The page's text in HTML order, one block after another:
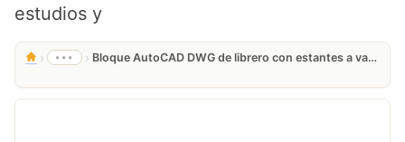
estudios y
› ••• › Bloque AutoCAD DWG de librero con estantes a varias alturas